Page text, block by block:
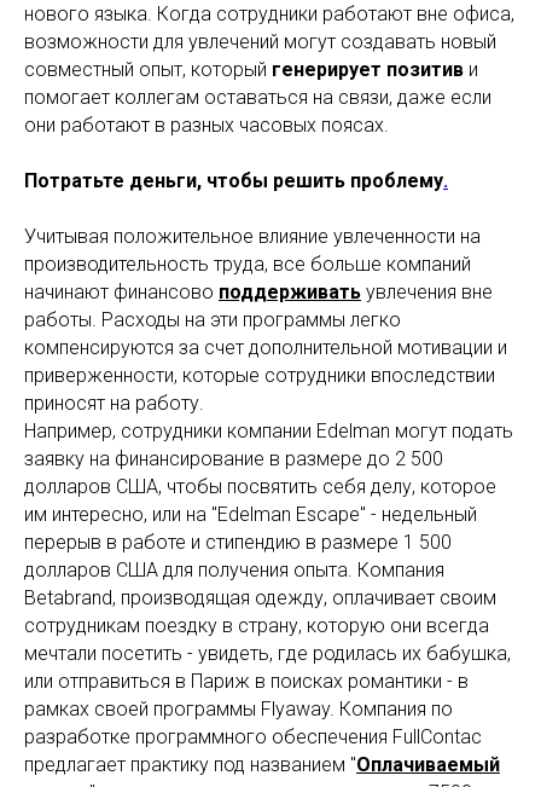
нового языка. Когда сотрудники работают вне офиса,
возможности для увлечений могут создавать новый
совместный опыт, который генерирует позитив и
помогает коллегам оставаться на связи, даже если
они работают в разных часовых поясах.
Потратьте деньги, чтобы решить проблему.
Учитывая положительное влияние увлеченности на
производительность труда, все больше компаний
начинают финансово поддерживать увлечения вне
работы. Расходы на эти программы легко
компенсируются за счет дополнительной мотивации и
приверженности, которые сотрудники впоследствии
приносят на работу.
Например, сотрудники компании Edelman могут подать
заявку на финансирование в размере до 2 500
долларов США, чтобы посвятить себя делу, которое
им интересно, или на "Edelman Escape" - недельный
перерыв в работе и стипендию в размере 1 500
долларов США для получения опыта. Компания
Betabrand, производящая одежду, оплачивает своим
сотрудникам поездку в страну, которую они всегда
мечтали посетить - увидеть, где родилась их бабушка,
или отправиться в Париж в поисках романтики - в
рамках своей программы Flyaway. Компания по
разработке программного обеспечения FullContac
предлагает практику под названием "Оплачиваемый